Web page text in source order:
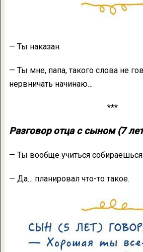
— Ты наказан.
— Ты мне, папа, такого слова не
нервничать начинаю…
***
Разговор отца с сыном (7
— Ты вообще учиться
— Да… планировал что-то такое.